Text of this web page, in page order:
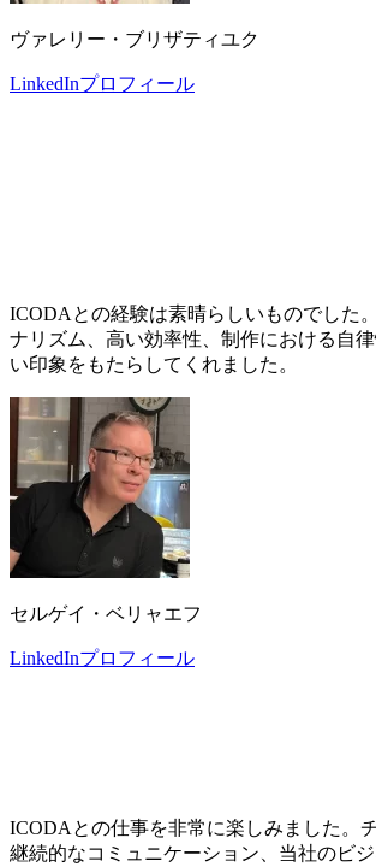
ヴァレリー・ブリザティユク
LinkedInプロフィール
ICODAとの経験は素晴らしいものでした
ナリズム、高い効率性、制作における自
い印象をもたらしてくれました。
セルゲイ・ベリャエフ
LinkedInプロフィール
ICODAとの仕事を非常に楽しみました。
継続的なコミュニケーション、当社のビ